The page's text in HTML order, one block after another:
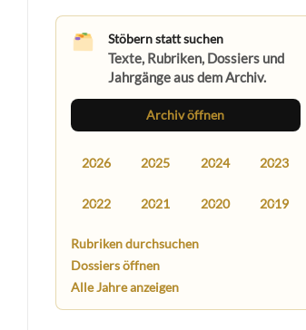
Stöbern statt suchen
Texte, Rubriken, Dossiers und
Jahrgänge aus dem Archiv.
Archiv öffnen
2026 2025 2024 2023
2022 2021 2020 2019
Rubriken durchsuchen
Dossiers öffnen
Alle Jahre anzeigen